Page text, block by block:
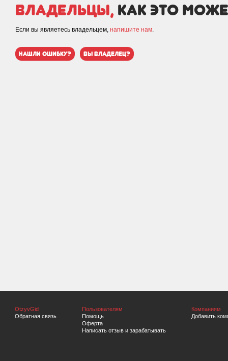
Владельцы, как это
Если вы являетесь владельцем, напишите нам.
нашли ошибку? вы владелец?
OtzyvGid
Обратная связь
Пользователям
Помощь
Оферта
Написать отзыв и зарабатывать
Компаниям
Добавить